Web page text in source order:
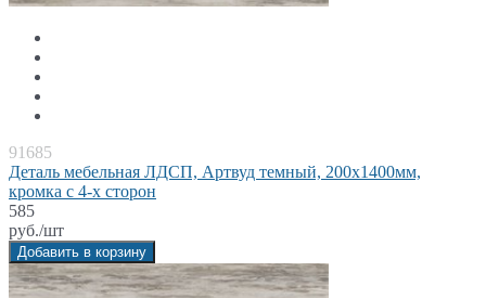
91685
Деталь мебельная ЛДСП, Артвуд темный, 200x1400мм,
кромка с 4-х сторон
585
руб./шт
Добавить в корзину